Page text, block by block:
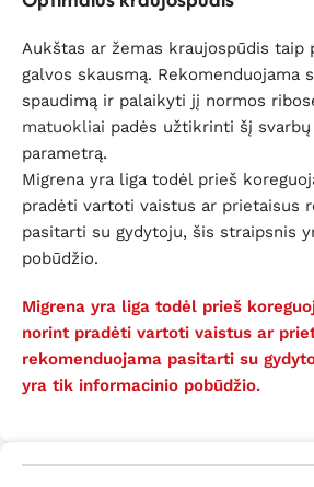
Aukštas ar žemas kraujospūdis taip
galvos skausmą. Rekomenduojama
spaudimą ir palaikyti jį normos
matuokliai padės užtikrinti šį svarbų
parametrą.
Migrena yra liga todėl prieš
pradėti vartoti vaistus ar prietaisus
pasitarti su gydytoju, šis straipsnis
pobūdžio.
Migrena yra liga todėl prieš
norint pradėti vartoti vaistus ar
rekomenduojama pasitarti su
yra tik informacinio pobūdžio.